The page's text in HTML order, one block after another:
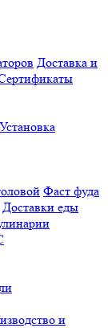
Доставка и
Установка
Фаст фуда
Доставки еды
и